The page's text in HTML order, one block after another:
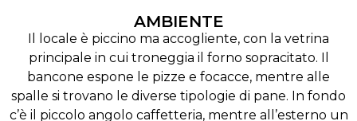
AMBIENTE
Il locale è piccino ma accogliente, con la vetrina
principale in cui troneggia il forno sopracitato. Il
bancone espone le pizze e focacce, mentre alle
spalle si trovano le diverse tipologie di pane. In fondo
c’è il piccolo angolo caffetteria, mentre all’esterno un